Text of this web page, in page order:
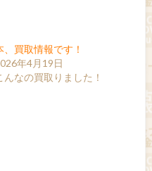
、買取情報です！
年4月19日
んなの買取りました！